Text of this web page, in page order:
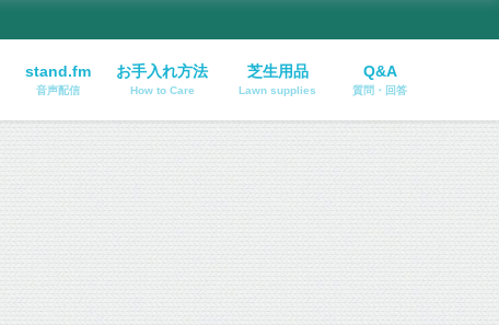
stand.fm
音声配信
お手入れ方法
How to Care
芝生用品
Lawn supplies
Q&A
質問・回答